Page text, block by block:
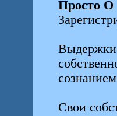
Просто О
Выдержки
Свои